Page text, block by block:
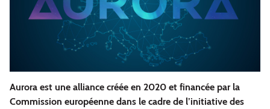
Aurora est une alliance créée en 2020 et financée par la
Commission européenne dans le cadre de l’initiative des